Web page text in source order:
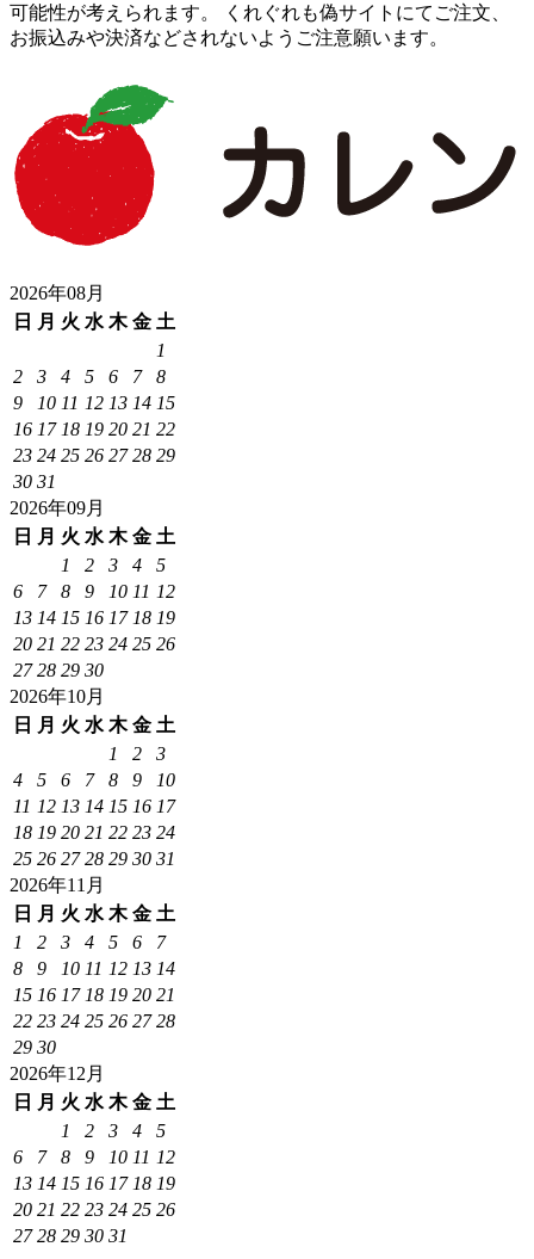
可能性が考えられます。 くれぐれも偽サイトにてご注文、
お振込みや決済などされないようご注意願います。
2026年08月
日
月 火 水 木 金 土
1
2
3 4 5 6 7
8
9
10 11 12 13 14 15
16 17 18 19 20 21 22
23 24 25 26 27 28 29
30 31
2026年09月
日
月 火 水 木 金 土
1
2 3 4
5
6
7 8 9 10 11 12
13 14 15 16 17 18 19
20 21 22 23 24 25 26
27 28 29 30
2026年10月
日
月 火 水 木 金 土
1
2
3
4
5 6 7 8 9
10
11 12 13 14 15 16 17
18 19 20 21 22 23 24
25 26 27 28 29 30 31
2026年11月
日
月 火 水 木 金 土
1
2 3 4 5 6
7
8
9 10 11 12 13 14
15 16 17 18 19 20 21
22 23 24 25 26 27 28
29 30
2026年12月
日
月 火 水 木 金 土
1
2 3 4
5
6
7 8 9 10 11 12
13 14 15 16 17 18 19
20 21 22 23 24 25 26
27 28 29 30 31